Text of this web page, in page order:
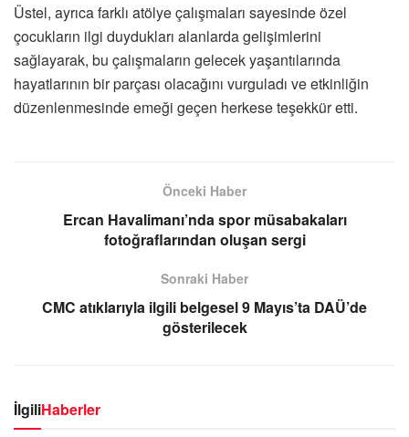
Üstel, ayrıca farklı atölye çalışmaları sayesinde özel
çocukların ilgi duydukları alanlarda gelişimlerini
sağlayarak, bu çalışmaların gelecek yaşantılarında
hayatlarının bir parçası olacağını vurguladı ve etkinliğin
düzenlenmesinde emeği geçen herkese teşekkür etti.
Önceki Haber
Ercan Havalimanı’nda spor müsabakaları
fotoğraflarından oluşan sergi
Sonraki Haber
CMC atıklarıyla ilgili belgesel 9 Mayıs’ta DAÜ’de
gösterilecek
İlgiliHaberler